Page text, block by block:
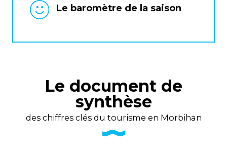
Le baromètre de la saison
Le document de
synthèse
des chiffres clés du tourisme en Morbihan